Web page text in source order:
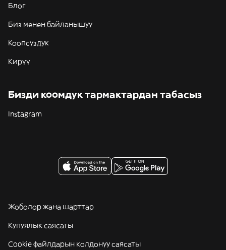
Блог
Биз менен байланышуу
Коопсуздук
Кирүү
Бизди коомдук тармактардан табасыз
Instagram
Жоболор жана шарттар
Купуялык саясаты
Cookie файлдарын колдонуу саясаты